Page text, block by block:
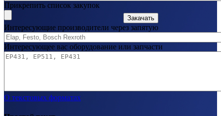
Прикрепить список закупок
Закачать
Интересующие производители через запятую
Интересующее вас оборудование или запчасти
О текстовых форматах